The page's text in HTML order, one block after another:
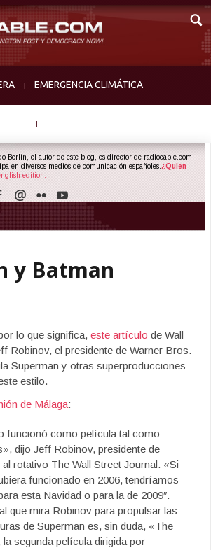
EMERGENCIA CLIMÁTICA
Berlín, el autor de este blog, es director de radiocable.com
en diversos medios de comunicación españoles. ¿Quien
edition.
y Batman
lo que significa, este artículo de Wall
Robinov, el presidente de Warner Bros.
Superman y otras superproducciones
estilo.
de Málaga:
funcionó como película tal como
dijo Jeff Robinov, presidente de
rotativo The Wall Street Journal. «Si
funcionado en 2006, tendríamos
esta Navidad o para la de 2009″.
que mira Robinov para propulsar las
de Superman es, sin duda, «The
la segunda película dirigida por